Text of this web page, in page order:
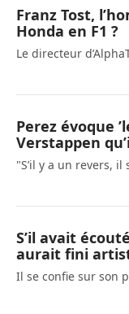
Franz Tost,
Honda en F1 ?
Le directeur
Perez évoque
Verstappen
"S’il y a un revers,
S’il avait
aurait fini
Il se confie sur son